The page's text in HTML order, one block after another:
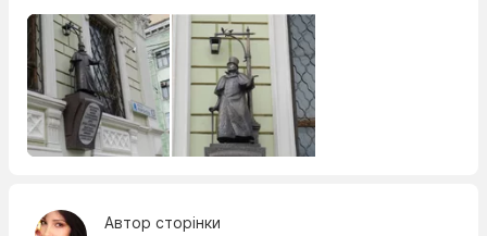
Автор сторінки